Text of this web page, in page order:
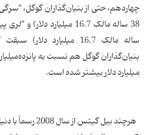
چهاردهم، حتی از بنیان‌گذاران گوگل،
ساله مالک 16.7 میلیارد
میلیارد دلار بیشتر شده است.
هرچند بیل گیتس از